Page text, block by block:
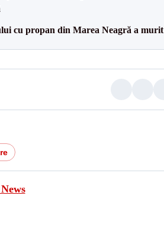
cu propan din Marea Neagră a murit